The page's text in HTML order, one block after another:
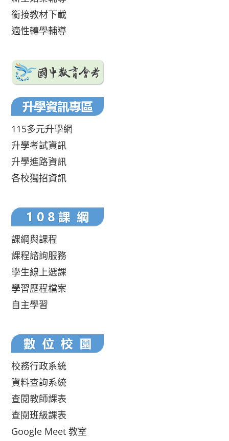
銜接教材下載
適性轉學輔導
115多元升學網
升學考試資訊
升學進路資訊
各校獨招資訊
課綱與課程
課程諮詢服務
學生線上選課
學習歷程檔案
自主學習
校務行政系統
資料查詢系統
查閱教師課表
查閱班級課表
Google Meet 教室